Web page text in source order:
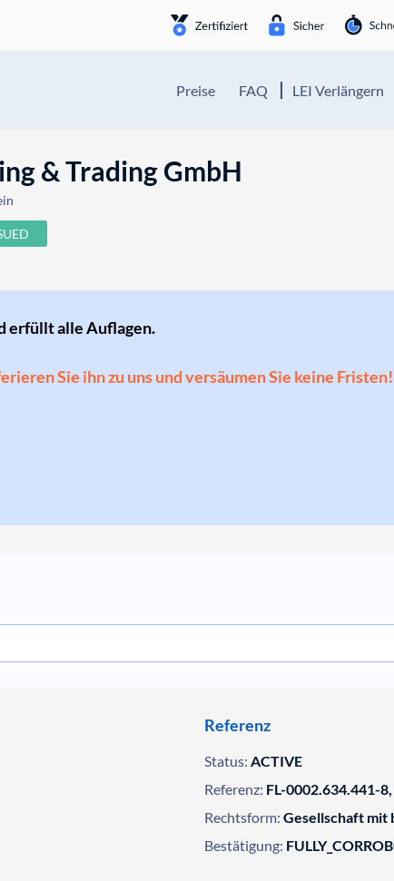
Preise FAQ LEI Verlängern
& Trading GmbH
erfüllt alle Auflagen.
Sie ihn zu uns und versäumen Sie keine
Referenz
Status: ACTIVE
Referenz: FL-0002.634.441-
Rechtsform: Gesellschaft mit
Bestätigung: